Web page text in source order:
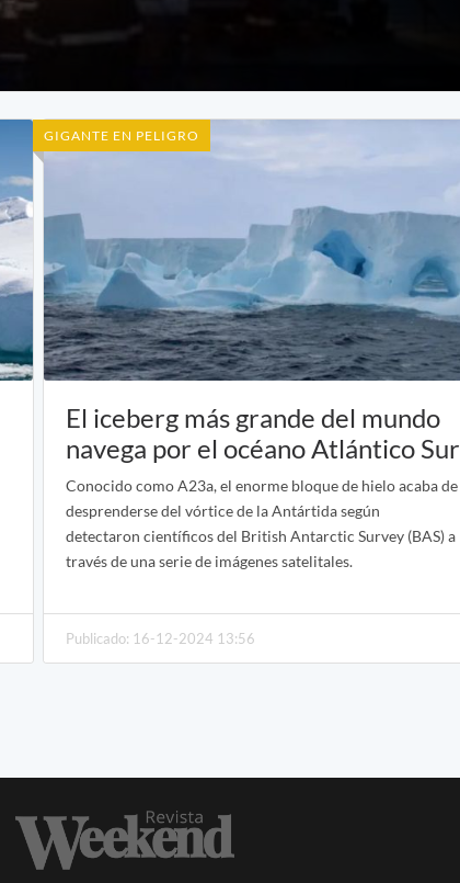
GIGANTE EN PELIGRO
El iceberg más grande del mundo
navega por el océano Atlántico Sur
Conocido como A23a, el enorme bloque de hielo acaba de
desprenderse del vórtice de la Antártida según
detectaron científicos del British Antarctic Survey (BAS) a
través de una serie de imágenes satelitales.
Publicado: 16-12-2024 13:56